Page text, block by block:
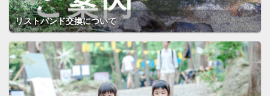
リストバンド交換について